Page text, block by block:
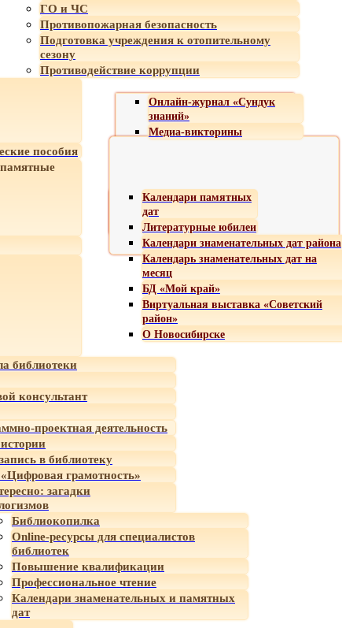
ГО и ЧС
Противопожарная безопасность
Подготовка учреждения к отопительному
сезону
Противодействие коррупции
Онлайн-журнал «Сундук
знаний»
Медиа-викторины
пособия
Календари памятных
дат
Литературные юбилеи
Календари знаменательных дат района
Календарь знаменательных дат на
месяц
БД «Мой край»
Виртуальная выставка «Советский
район»
О Новосибирске
библиотеки
консультант
проектная деятельность
в библиотеку
грамотность»
загадки
Библиокопилка
Online-ресурсы для специалистов
библиотек
Повышение квалификации
Профессиональное чтение
Календари знаменательных и памятных
дат